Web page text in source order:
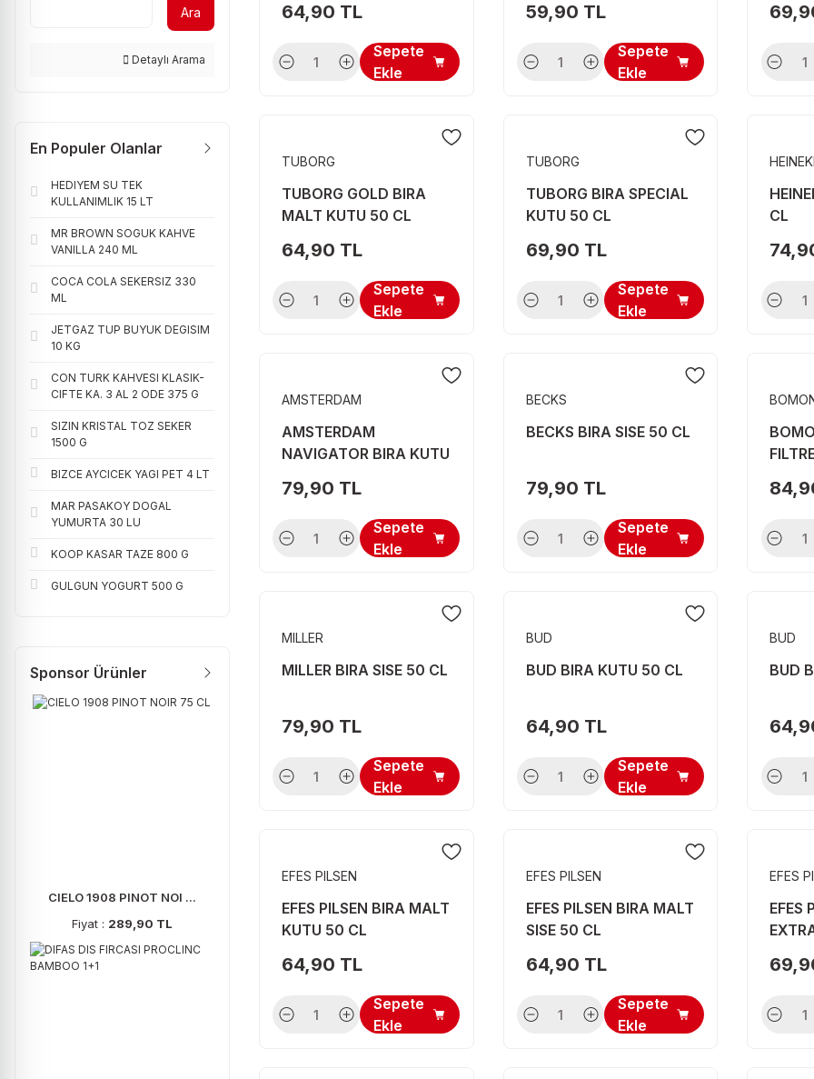
ROBINSONS (10)
DOLUCA (9)
POKKA (9)
TEKIRDAG (9)
BACARDI (8)
COCA COLA (8)
DOĞANAY (8)
EFE (8)
EFES PILSEN (8)
BOON FRESH (7)
FUSE TEA (7)
GILBEYS (6)
JIM BEAM (6)
SEREN (6)
Ara
Detaylı Arama
En Populer Olanlar
HEDIYEM SU TEK
KULLANIMLIK 15 LT
MR BROWN SOGUK KAHVE
VANILLA 240 ML
COCA COLA SEKERSIZ 330
ML
JETGAZ TUP BUYUK DEGISIM
10 KG
CON TURK KAHVESI KLASIK-
CIFTE KA. 3 AL 2 ODE 375 G
SIZIN KRISTAL TOZ SEKER
1500 G
BIZCE AYCICEK YAGI PET 4 LT
MAR PASAKOY DOGAL
YUMURTA 30 LU
KOOP KASAR TAZE 800 G
GULGUN YOGURT 500 G
Sponsor Ürünler
CIELO 1908 PINOT NOI ...
Fiyat : 289,90 TL
64,90 TL
Sepete
Ekle
59,90 TL
Sepete
Ekle
TUBORG
TUBORG GOLD BIRA
MALT KUTU 50 CL
64,90 TL
Sepete
Ekle
TUBORG
TUBORG BIRA SPECIAL
KUTU 50 CL
69,90 TL
Sepete
Ekle
CL
AMSTERDAM
AMSTERDAM
NAVIGATOR BIRA KUTU
79,90 TL
Sepete
Ekle
BECKS
BECKS BIRA SISE 50 CL
79,90 TL
Sepete
Ekle
MILLER
MILLER BIRA SISE 50 CL
79,90 TL
Sepete
Ekle
BUD
BUD BIRA KUTU 50 CL
64,90 TL
Sepete
Ekle
BUD
BUD
EFES PILSEN
EFES PILSEN BIRA MALT
KUTU 50 CL
64,90 TL
Sepete
Ekle
EFES PILSEN
EFES PILSEN BIRA MALT
SISE 50 CL
64,90 TL
Sepete
Ekle
EFES
EFES